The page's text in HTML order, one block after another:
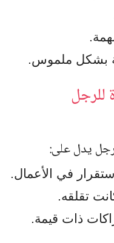
بشكل ملموس.
للرجل
يدل على:
في الأعمال.
تقلقه.
ذات قيمة.